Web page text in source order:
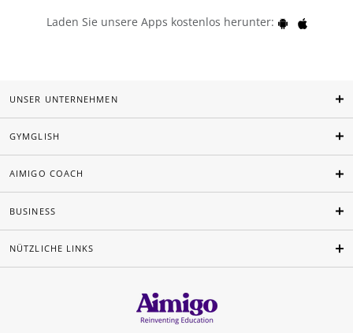
Laden Sie unsere Apps kostenlos herunter:
UNSER UNTERNEHMEN
GYMGLISH
AIMIGO COACH
BUSINESS
NÜTZLICHE LINKS